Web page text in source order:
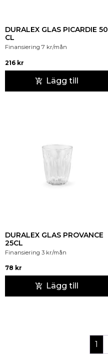
DURALEX GLAS PICARDIE 50
CL
Finansiering 7 kr/mån
216 kr
Lägg till
DURALEX GLAS PROVANCE
25CL
Finansiering 3 kr/mån
78 kr
Lägg till
1